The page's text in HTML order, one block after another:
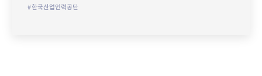
한국산업인력공단